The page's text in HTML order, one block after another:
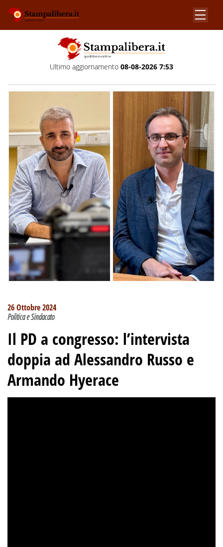
Ultimo aggiornamento 08-08-2026 7:53
26 Ottobre 2024
Politica e Sindacato
Il PD a congresso: l’intervista
doppia ad Alessandro Russo e
Armando Hyerace